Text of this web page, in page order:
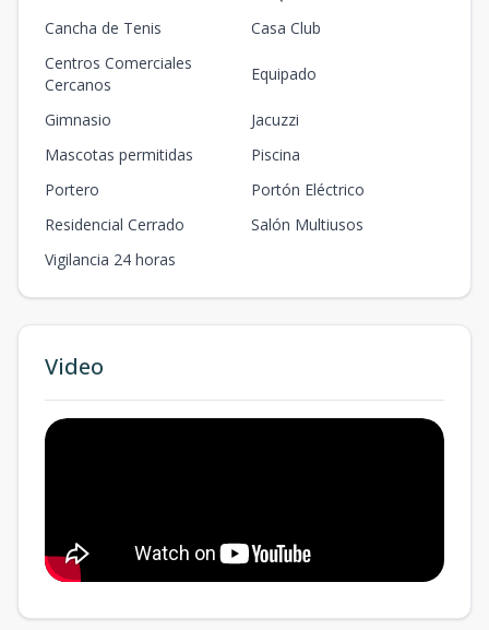
Cancha de Tenis
Casa Club
Centros Comerciales
Cercanos
Equipado
Gimnasio
Jacuzzi
Mascotas permitidas
Piscina
Portero
Portón Eléctrico
Residencial Cerrado
Salón Multiusos
Vigilancia 24 horas
Video